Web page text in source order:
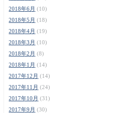
2018年6月 (10)
2018年5月 (18)
2018年4月 (19)
2018年3月 (10)
2018年2月 (8)
2018年1月 (14)
2017年12月 (14)
2017年11月 (24)
2017年10月 (31)
2017年9月 (30)